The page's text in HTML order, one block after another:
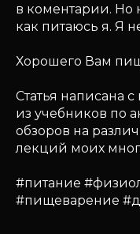
в коментарии. Но
как питаюсь я. Я
Хорошего Вам
Статья написана
из учебников по
обзоров на
лекций моих
#питание
#пищеварение